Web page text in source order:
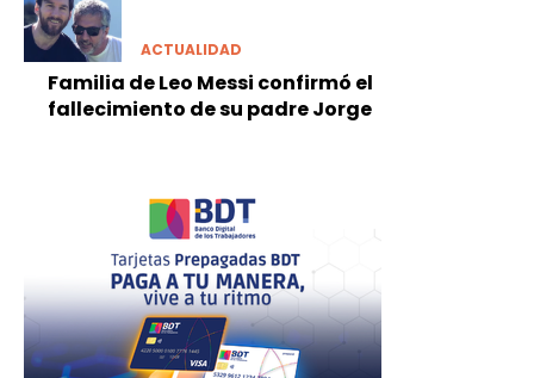
ACTUALIDAD
Familia de Leo Messi confirmó el
fallecimiento de su padre Jorge